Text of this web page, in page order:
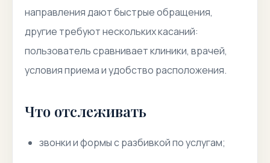
направления дают быстрые обращения,
другие требуют нескольких касаний:
пользователь сравнивает клиники, врачей,
условия приема и удобство расположения.
Что отслеживать
звонки и формы с разбивкой по услугам;